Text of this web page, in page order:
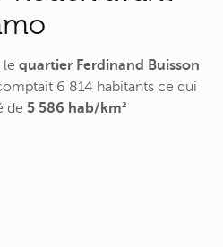
le quartier Ferdinand Buisson
6 814 habitants ce qui
de 5 586 hab/km²